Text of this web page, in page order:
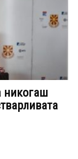
никогаш